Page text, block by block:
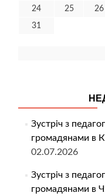
24 25 26
31
Зустріч з
громадянами в
02.07.2026
Зустріч з
громадянами в